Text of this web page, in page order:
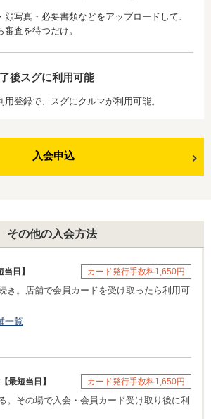
写真・必要書類などをアップロードして、
査を待つだけ。
後スグに利用可能
用登録で、スグにクルマが利用可能。
入会申込
その他の入会方法
カード発行手数料1,650円
当日】
き。店舗で会員カードを受け取ったら利用可
一覧
カード発行手数料1,650円
【最短当日】
。その場で入会・会員カード受け取り後に利